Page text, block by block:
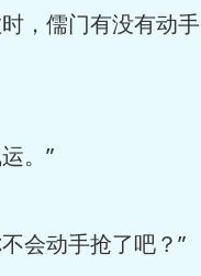
，儒门有没有动手
。”
会动手抢了吧？”